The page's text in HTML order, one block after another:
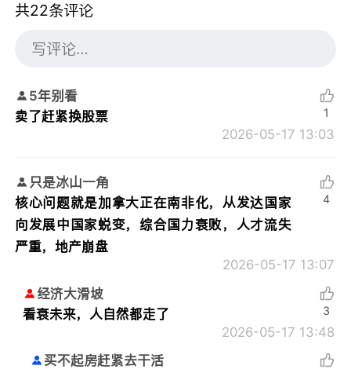
共22条评论
5年别看
卖了赶紧换股票
2026-05-17 13:03
1
只是冰山一角
核心问题就是加拿大正在南非化，从发达国家
向发展中国家蜕变，综合国力衰败，人才流失
严重，地产崩盘
2026-05-17 13:07
4
经济大滑坡
看衰未来，人自然都走了
2026-05-17 13:48
3
买不起房赶紧去干活